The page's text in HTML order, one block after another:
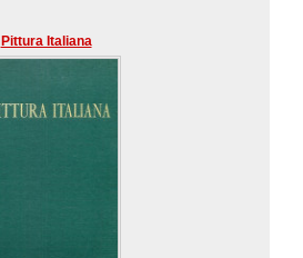
Pittura Italiana